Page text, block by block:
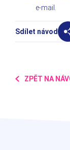
e-mail.
Sdílet návod
ZPĚT NA